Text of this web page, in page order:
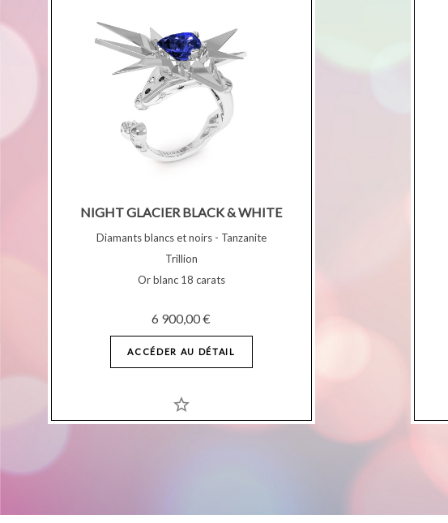
NIGHT GLACIER BLACK & WHITE
Diamants blancs et noirs - Tanzanite
Trillion
Or blanc 18 carats
6 900,00 €
ACCÉDER AU DÉTAIL
star_border